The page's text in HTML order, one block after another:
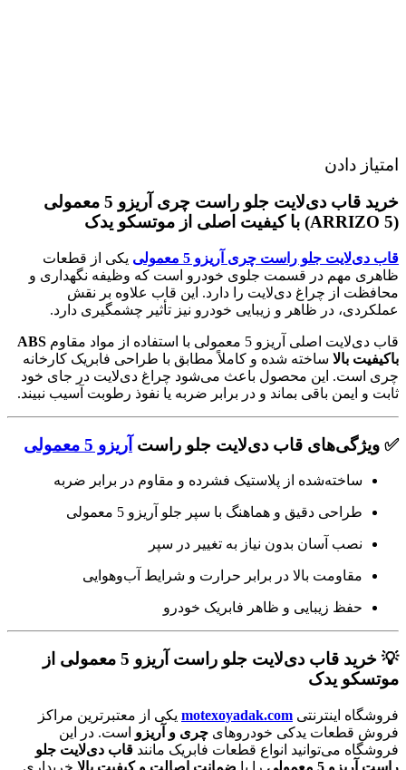
امتیاز دادن
خرید قاب دی‌لایت جلو راست چری آریزو 5 معمولی
(ARRIZO 5) با کیفیت اصلی از موتسکو یدک
قاب دی‌لایت جلو راست چری آریزو 5 معمولی
یکی از قطعات
ظاهری مهم در قسمت جلوی خودرو است که وظیفه نگهداری و
محافظت از چراغ دی‌لایت را دارد. این قاب علاوه بر نقش
عملکردی، در ظاهر و زیبایی خودرو نیز تأثیر چشمگیری دارد.
قاب دی‌لایت اصلی آریزو 5 معمولی با استفاده از مواد مقاوم
ABS
باکیفیت بالا ساخته شده و کاملاً مطابق با طراحی فابریک کارخانه
چری است. این محصول باعث می‌شود چراغ دی‌لایت در جای خود
ثابت و ایمن باقی بماند و در برابر ضربه یا نفوذ رطوبت آسیب نبیند.
✅ ویژگی‌های قاب دی‌لایت جلو راست آریزو 5 معمولی
ساخته‌شده از پلاستیک فشرده و مقاوم در برابر ضربه
طراحی دقیق و هماهنگ با سپر جلو آریزو 5 معمولی
نصب آسان بدون نیاز به تغییر در سپر
مقاومت بالا در برابر حرارت و شرایط آب‌و‌هوایی
حفظ زیبایی و ظاهر فابریک خودرو
💡 خرید قاب دی‌لایت جلو راست آریزو 5 معمولی از
موتسکو یدک
فروشگاه اینترنتی motexoyadak.com یکی از معتبرترین مراکز
فروش قطعات یدکی خودروهای چری و آریزو است. در این
فروشگاه می‌توانید انواع قطعات فابریک مانند قاب دی‌لایت جلو
راست آریزو 5 معمولی
را با ضمانت اصالت و کیفیت بالا خریداری